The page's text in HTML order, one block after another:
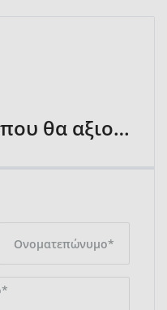
Γίνετε ο πρώτος που θα αξιολογήσει